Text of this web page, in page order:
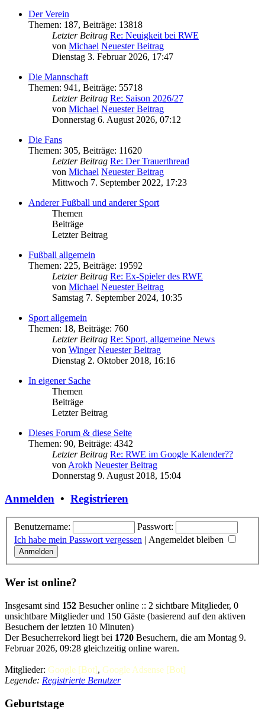
Der Verein
Themen: 187, Beiträge: 13818
Letzter Beitrag Re: Neuigkeit bei RWE
von Michael Neuester Beitrag
Dienstag 3. Februar 2026, 17:47
Die Mannschaft
Themen: 941 , Beiträge: 55718
Letzter Beitrag Re: Saison 2026/27
von Michael Neuester Beitrag
Donnerstag 6. August 2026, 07:12
Die Fans
Themen: 305, Beiträge: 11620
Letzter Beitrag Re: Der Trauerthread
von Michael Neuester Beitrag
Mittwoch 7. September 2022, 17:23
Anderer Fußball und anderer Sport
Themen
Beiträge
Letzter Beitrag
Fußball allgemein
Themen: 225, Beiträge: 19592
Letzter Beitrag Re: Ex-Spieler des RWE
von Michael Neuester Beitrag
Samstag 7. September 2024, 10:35
Sport allgemein
Themen: 18, Beiträge: 760
Letzter Beitrag Re: Sport, allgemeine News
von Winger Neuester Beitrag
Dienstag 2. Oktober 2018, 16:16
In eigener Sache
Themen
Beiträge
Letzter Beitrag
Dieses Forum & diese Seite
Themen: 90, Beiträge: 4342
Letzter Beitrag Re: RWE im Google Kalender??
von Arokh Neuester Beitrag
Donnerstag 9. August 2018, 15:04
Anmelden • Registrieren
Benutzername:
Passwort:
Ich habe mein Passwort vergessen | Angemeldet bleiben
Wer ist online?
Insgesamt sind 152 Besucher online :: 2 sichtbare Mitglieder, 0
unsichtbare Mitglieder und 150 Gäste (basierend auf den aktiven
Besuchern der letzten 10 Minuten)
Der Besucherrekord liegt bei 1720 Besuchern, die am Montag 9.
Februar 2026, 09:28 gleichzeitig online waren.
Mitglieder: Google [Bot], Google Adsense [Bot]
Legende: Registrierte Benutzer
Geburtstage